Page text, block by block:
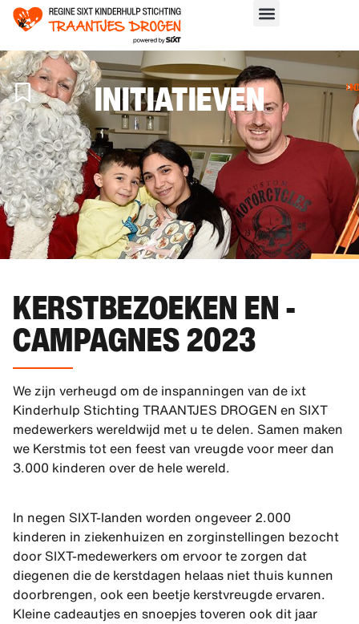
INITIATIEVEN >
KERSTBEZOEKEN EN -
CAMPAGNES 2023
We zijn verheugd om de inspanningen van de ixt
Kinderhulp Stichting TRAANTJES DROGEN en SIXT
medewerkers wereldwijd met u te delen. Samen maken
we Kerstmis tot een feest van vreugde voor meer dan
3.000 kinderen over de hele wereld.
In negen SIXT-landen worden ongeveer 2.000
kinderen in ziekenhuizen en zorginstellingen bezocht
door SIXT-medewerkers om ervoor te zorgen dat
diegenen die de kerstdagen helaas niet thuis kunnen
doorbrengen, ook een beetje kerstvreugde ervaren.
Kleine cadeautjes en snoepjes toveren ook dit jaar